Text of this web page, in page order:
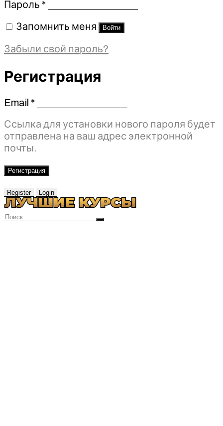
Пароль *Обязательно
Запомнить меня Войти
Забыли свой пароль?
Регистрация
Email *Обязательно
Ссылка для установки нового пароля будет
отправлена ​​на ваш адрес электронной
почты.
Регистрация
Register Login